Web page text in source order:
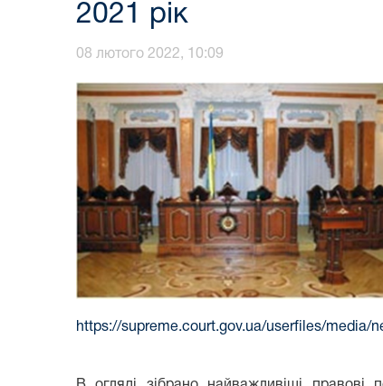
2021 рік
08 лютого 2022, 10:09
https://supreme.court.gov.ua/userfiles/media/